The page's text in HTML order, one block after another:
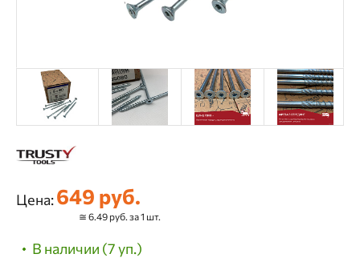
В наличии (7 уп.)
Цена:649 руб.
≅ 6.49 руб. за 1 шт.